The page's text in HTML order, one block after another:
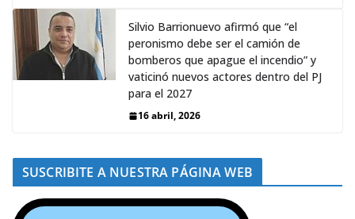
Silvio Barrionuevo afirmó que “el
peronismo debe ser el camión de
bomberos que apague el incendio” y
vaticinó nuevos actores dentro del PJ
para el 2027
16 abril, 2026
SUSCRIBITE A NUESTRA PÁGINA WEB